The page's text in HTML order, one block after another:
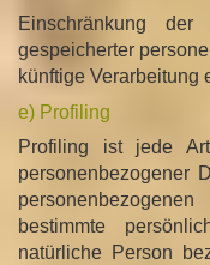
Einschränkung
gespeicherter
künftige Verarbeitung
e) Profiling
Profiling ist jede
personenbezogener
bestimmte
natürliche Person